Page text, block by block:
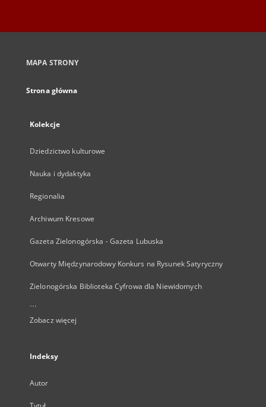
MAPA STRONY
Strona główna
Kolekcje
Dziedzictwo kulturowe
Nauka i dydaktyka
Regionalia
Archiwum Kresowe
Gazeta Zielonogórska - Gazeta Lubuska
Otwarty Międzynarodowy Konkurs na Rysunek Satyryczny
Zielonogórska Biblioteka Cyfrowa dla Niewidomych
...
Zobacz więcej
Indeksy
Autor